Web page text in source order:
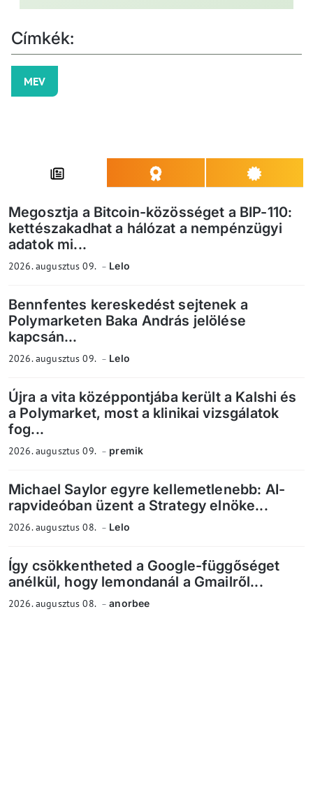
Címkék:
MEV
Megosztja a Bitcoin-közösséget a BIP-110:
kettészakadhat a hálózat a nempénzügyi
adatok mi...
2026. augusztus 09. Lelo
Bennfentes kereskedést sejtenek a
Polymarketen Baka András jelölése
kapcsán...
2026. augusztus 09. Lelo
Újra a vita középpontjába került a Kalshi és
a Polymarket, most a klinikai vizsgálatok
fog...
2026. augusztus 09. premik
Michael Saylor egyre kellemetlenebb: AI-
rapvideóban üzent a Strategy elnöke...
2026. augusztus 08. Lelo
Így csökkentheted a Google-függőséget
anélkül, hogy lemondanál a Gmailről...
2026. augusztus 08. anorbee